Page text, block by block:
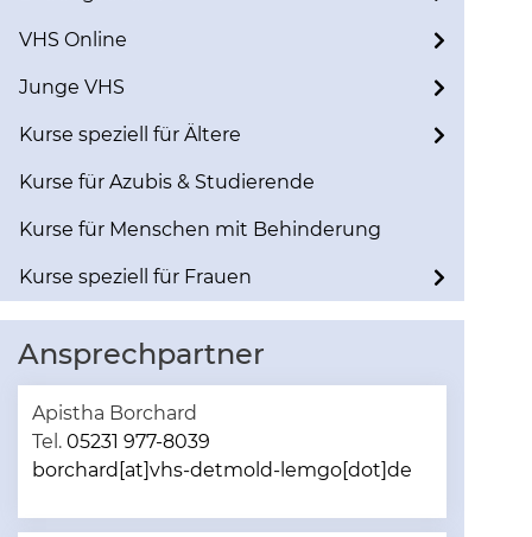
VHS Online
Junge VHS
Kurse speziell für Ältere
Kurse für Azubis & Studierende
Kurse für Menschen mit Behinderung
Kurse speziell für Frauen
Ansprechpartner
Apistha Borchard
Tel. 05231 977-8039
borchard[at]vhs-detmold-lemgo[dot]de